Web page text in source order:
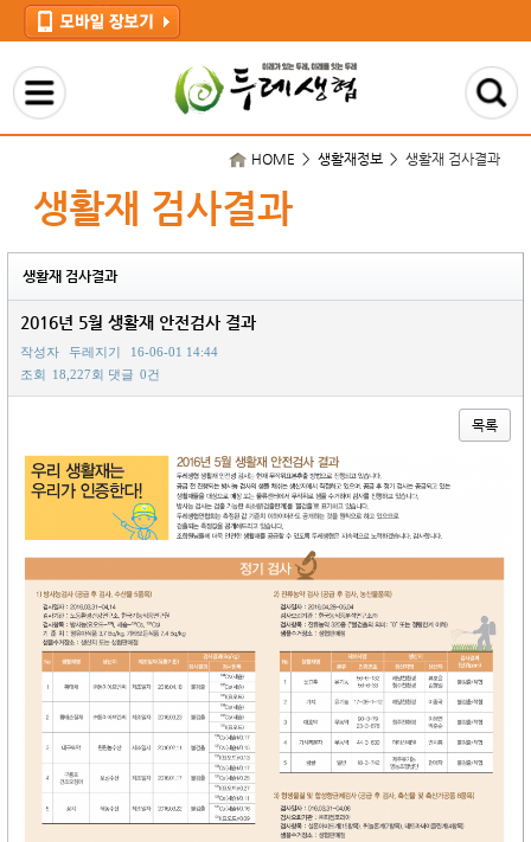
생활재 검사결과
HOME > 생활재정보 > 생활재 검사결과
생활재 검사결과
2016년 5월 생활재 안전검사 결과
작성자 두레지기
16-06-01 14:44
조회 18,227회 댓글 0건
목록
본문